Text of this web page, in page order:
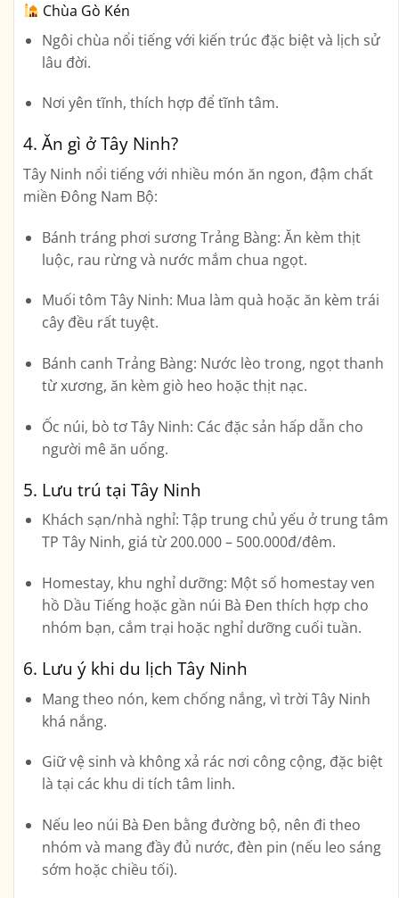
Chùa Gò Kén
Ngôi chùa nổi tiếng với kiến trúc đặc biệt và lịch sử
lâu đời.
Nơi yên tĩnh, thích hợp để tĩnh tâm.
4. Ăn gì ở Tây Ninh?
Tây Ninh nổi tiếng với nhiều món ăn ngon, đậm chất
miền Đông Nam Bộ:
Bánh tráng phơi sương Trảng Bàng: Ăn kèm thịt
luộc, rau rừng và nước mắm chua ngọt.
Muối tôm Tây Ninh: Mua làm quà hoặc ăn kèm trái
cây đều rất tuyệt.
Bánh canh Trảng Bàng: Nước lèo trong, ngọt thanh
từ xương, ăn kèm giò heo hoặc thịt nạc.
Ốc núi, bò tơ Tây Ninh: Các đặc sản hấp dẫn cho
người mê ăn uống.
5. Lưu trú tại Tây Ninh
Khách sạn/nhà nghỉ: Tập trung chủ yếu ở trung tâm
TP Tây Ninh, giá từ 200.000 – 500.000đ/đêm.
Homestay, khu nghỉ dưỡng: Một số homestay ven
hồ Dầu Tiếng hoặc gần núi Bà Đen thích hợp cho
nhóm bạn, cắm trại hoặc nghỉ dưỡng cuối tuần.
6. Lưu ý khi du lịch Tây Ninh
Mang theo nón, kem chống nắng, vì trời Tây Ninh
khá nắng.
Giữ vệ sinh và không xả rác nơi công cộng, đặc biệt
là tại các khu di tích tâm linh.
Nếu leo núi Bà Đen bằng đường bộ, nên đi theo
nhóm và mang đầy đủ nước, đèn pin (nếu leo sáng
sớm hoặc chiều tối).